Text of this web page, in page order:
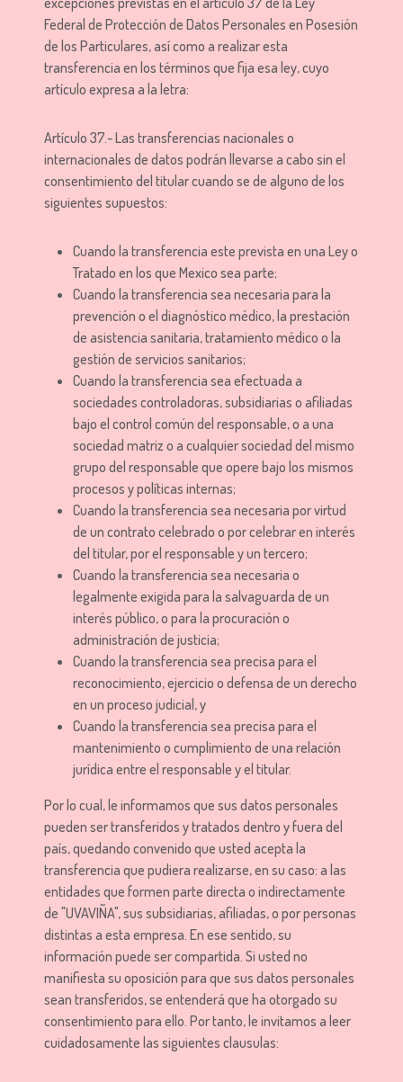
Federal de Protección de Datos Personales en Posesión
de los Particulares, así como a realizar esta
transferencia en los términos que fija esa ley, cuyo
artículo expresa a la letra:
Artículo 37.- Las transferencias nacionales o
internacionales de datos podrán llevarse a cabo sin el
consentimiento del titular cuando se de alguno de los
siguientes supuestos:
Cuando la transferencia este prevista en una Ley o
Tratado en los que Mexico sea parte;
Cuando la transferencia sea necesaria para la
prevención o el diagnóstico médico, la prestación
de asistencia sanitaria, tratamiento médico o la
gestión de servicios sanitarios;
Cuando la transferencia sea efectuada a
sociedades controladoras, subsidiarias o afiliadas
bajo el control común del responsable, o a una
sociedad matriz o a cualquier sociedad del mismo
grupo del responsable que opere bajo los mismos
procesos y políticas internas;
Cuando la transferencia sea necesaria por virtud
de un contrato celebrado o por celebrar en interés
del titular, por el responsable y un tercero;
Cuando la transferencia sea necesaria o
legalmente exigida para la salvaguarda de un
interés público, o para la procuración o
administración de justicia;
Cuando la transferencia sea precisa para el
reconocimiento, ejercicio o defensa de un derecho
en un proceso judicial, y
Cuando la transferencia sea precisa para el
mantenimiento o cumplimiento de una relación
jurídica entre el responsable y el titular.
Por lo cual, le informamos que sus datos personales
pueden ser transferidos y tratados dentro y fuera del
país, quedando convenido que usted acepta la
transferencia que pudiera realizarse, en su caso: a las
entidades que formen parte directa o indirectamente
de "UVAVIÑA", sus subsidiarias, afiliadas, o por personas
distintas a esta empresa. En ese sentido, su
información puede ser compartida. Si usted no
manifiesta su oposición para que sus datos personales
sean transferidos, se entenderá que ha otorgado su
consentimiento para ello. Por tanto, le invitamos a leer
cuidadosamente las siguientes clausulas: